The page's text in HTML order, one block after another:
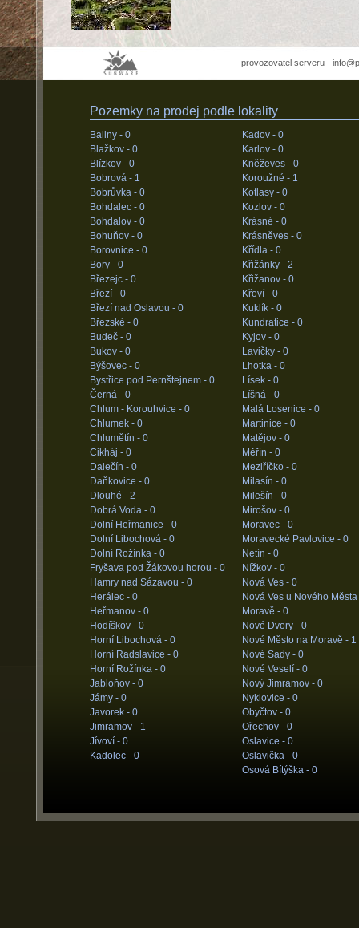
provozovatel serveru -
Pozemky na prodej podle lokality
Baliny - 0
Blažkov - 0
Blízkov - 0
Bobrová - 1
Bobrůvka - 0
Bohdalec - 0
Bohdalov - 0
Bohuňov - 0
Borovnice - 0
Bory - 0
Březejc - 0
Březí - 0
Březí nad Oslavou - 0
Březské - 0
Budeč - 0
Bukov - 0
Býšovec - 0
Bystřice pod Pernštejnem - 0
Černá - 0
Chlum - Korouhvice - 0
Chlumek - 0
Chlumětín - 0
Cikháj - 0
Dalečín - 0
Daňkovice - 0
Dlouhé - 2
Dobrá Voda - 0
Dolní Heřmanice - 0
Dolní Libochová - 0
Dolní Rožínka - 0
Fryšava pod Žákovou horou - 0
Hamry nad Sázavou - 0
Herálec - 0
Heřmanov - 0
Hodíškov - 0
Horní Libochová - 0
Horní Radslavice - 0
Horní Rožínka - 0
Jabloňov - 0
Jámy - 0
Javorek - 0
Jimramov - 1
Jívoví - 0
Kadolec - 0
Kadov - 0
Karlov - 0
Kněževes - 0
Koroužné - 1
Kotlasy - 0
Kozlov - 0
Krásné - 0
Krásněves - 0
Křídla - 0
Křižánky - 2
Křižanov - 0
Křoví - 0
Kuklík - 0
Kundratice - 0
Kyjov - 0
Lavičky - 0
Lhotka - 0
Lísek - 0
Líšná - 0
Malá Losenice - 0
Martinice - 0
Matějov - 0
Měřín - 0
Meziříčko - 0
Milasín - 0
Milešín - 0
Mirošov - 0
Moravec - 0
Moravecké Pavlovice - 0
Netín - 0
Nížkov - 0
Nová Ves - 0
Nová Ves u Nového
Moravě - 0
Nové Dvory - 0
Nové Město na Moravě - 1
Nové Sady - 0
Nové Veselí - 0
Nový Jimramov - 0
Nyklovice - 0
Obyčtov - 0
Ořechov - 0
Oslavice - 0
Oslavička - 0
Osová Bítýška - 0